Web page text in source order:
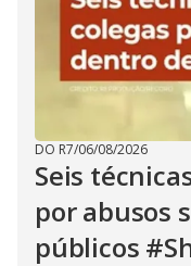
DO R7/06/08/2026
Seis
por abusos
públicos